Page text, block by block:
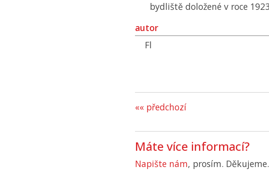
bydliště doložené v roce
autor
Fl
«« předchozí
Máte více informací?
Napište nám, prosím. Děkujeme.